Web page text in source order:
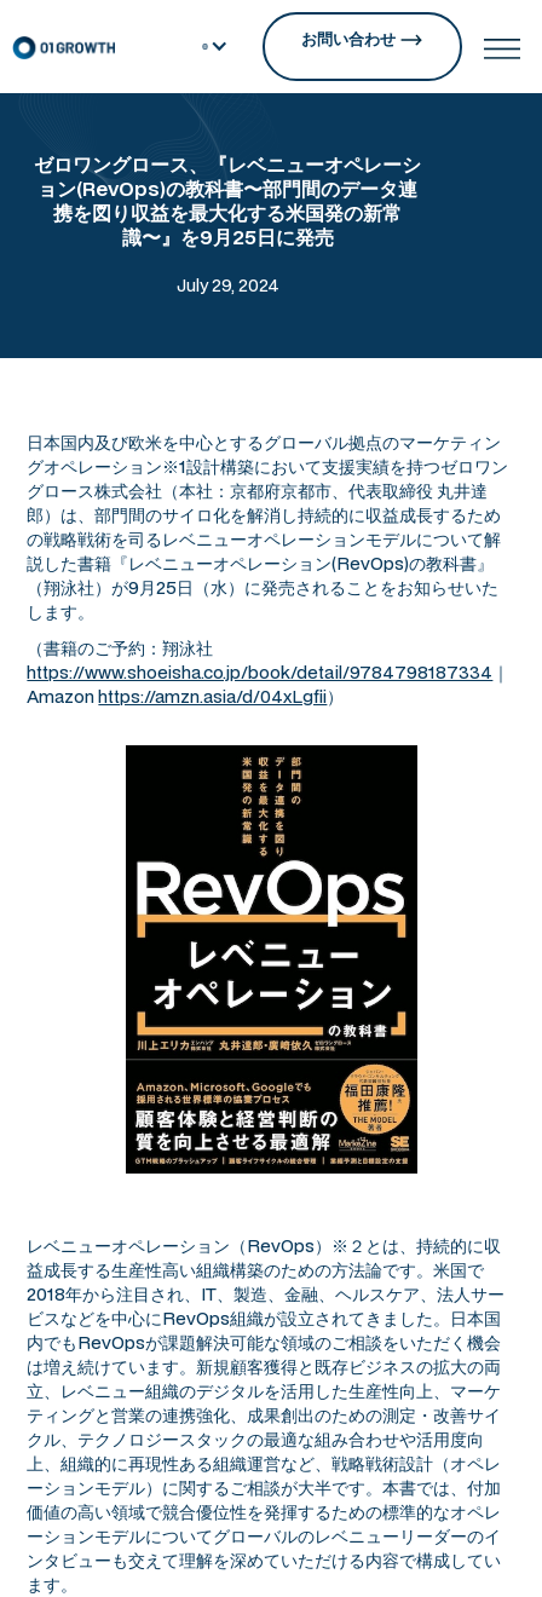
お問い合わせ
ゼロワングロース、『レベニューオペレーシ
ョン(RevOps)の教科書〜部門間のデータ連
携を図り収益を最大化する米国発の新常
識〜』を9月25日に発売
July 29, 2024
日本国内及び欧米を中心とするグローバル拠点のマーケティン
グオペレーション※1設計構築において支援実績を持つゼロワン
グロース株式会社（本社：京都府京都市、代表取締役 丸井達
郎）は、部門間のサイロ化を解消し持続的に収益成長するため
の戦略戦術を司るレベニューオペレーションモデルについて解
説した書籍『レベニューオペレーション(RevOps)の教科書』
（翔泳社）が9月25日（水）に発売されることをお知らせいた
します。
（書籍のご予約：翔泳社
https://www.shoeisha.co.jp/book/detail/9784798187334 ｜
Amazonhttps://amzn.asia/d/04xLgfii）
レベニューオペレーション（RevOps）※２とは、持続的に収
益成長する生産性高い組織構築のための方法論です。米国で
2018年から注目され、IT、製造、金融、ヘルスケア、法人サー
ビスなどを中心にRevOps組織が設立されてきました。日本国
内でもRevOpsが課題解決可能な領域のご相談をいただく機会
は増え続けています。新規顧客獲得と既存ビジネスの拡大の両
立、レベニュー組織のデジタルを活用した生産性向上、マーケ
ティングと営業の連携強化、成果創出のための測定・改善サイ
クル、テクノロジースタックの最適な組み合わせや活用度向
上、組織的に再現性ある組織運営など、戦略戦術設計（オペレ
ーションモデル）に関するご相談が大半です。本書では、付加
価値の高い領域で競合優位性を発揮するための標準的なオペレ
ーションモデルについてグローバルのレベニューリーダーのイ
ンタビューも交えて理解を深めていただける内容で構成してい
ます。